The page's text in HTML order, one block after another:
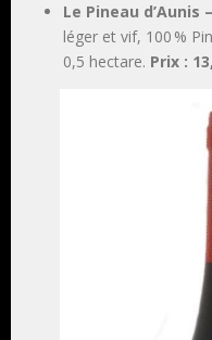
Le Pineau d’Aunis
léger et vif, 100 %
0,5 hectare. Prix :